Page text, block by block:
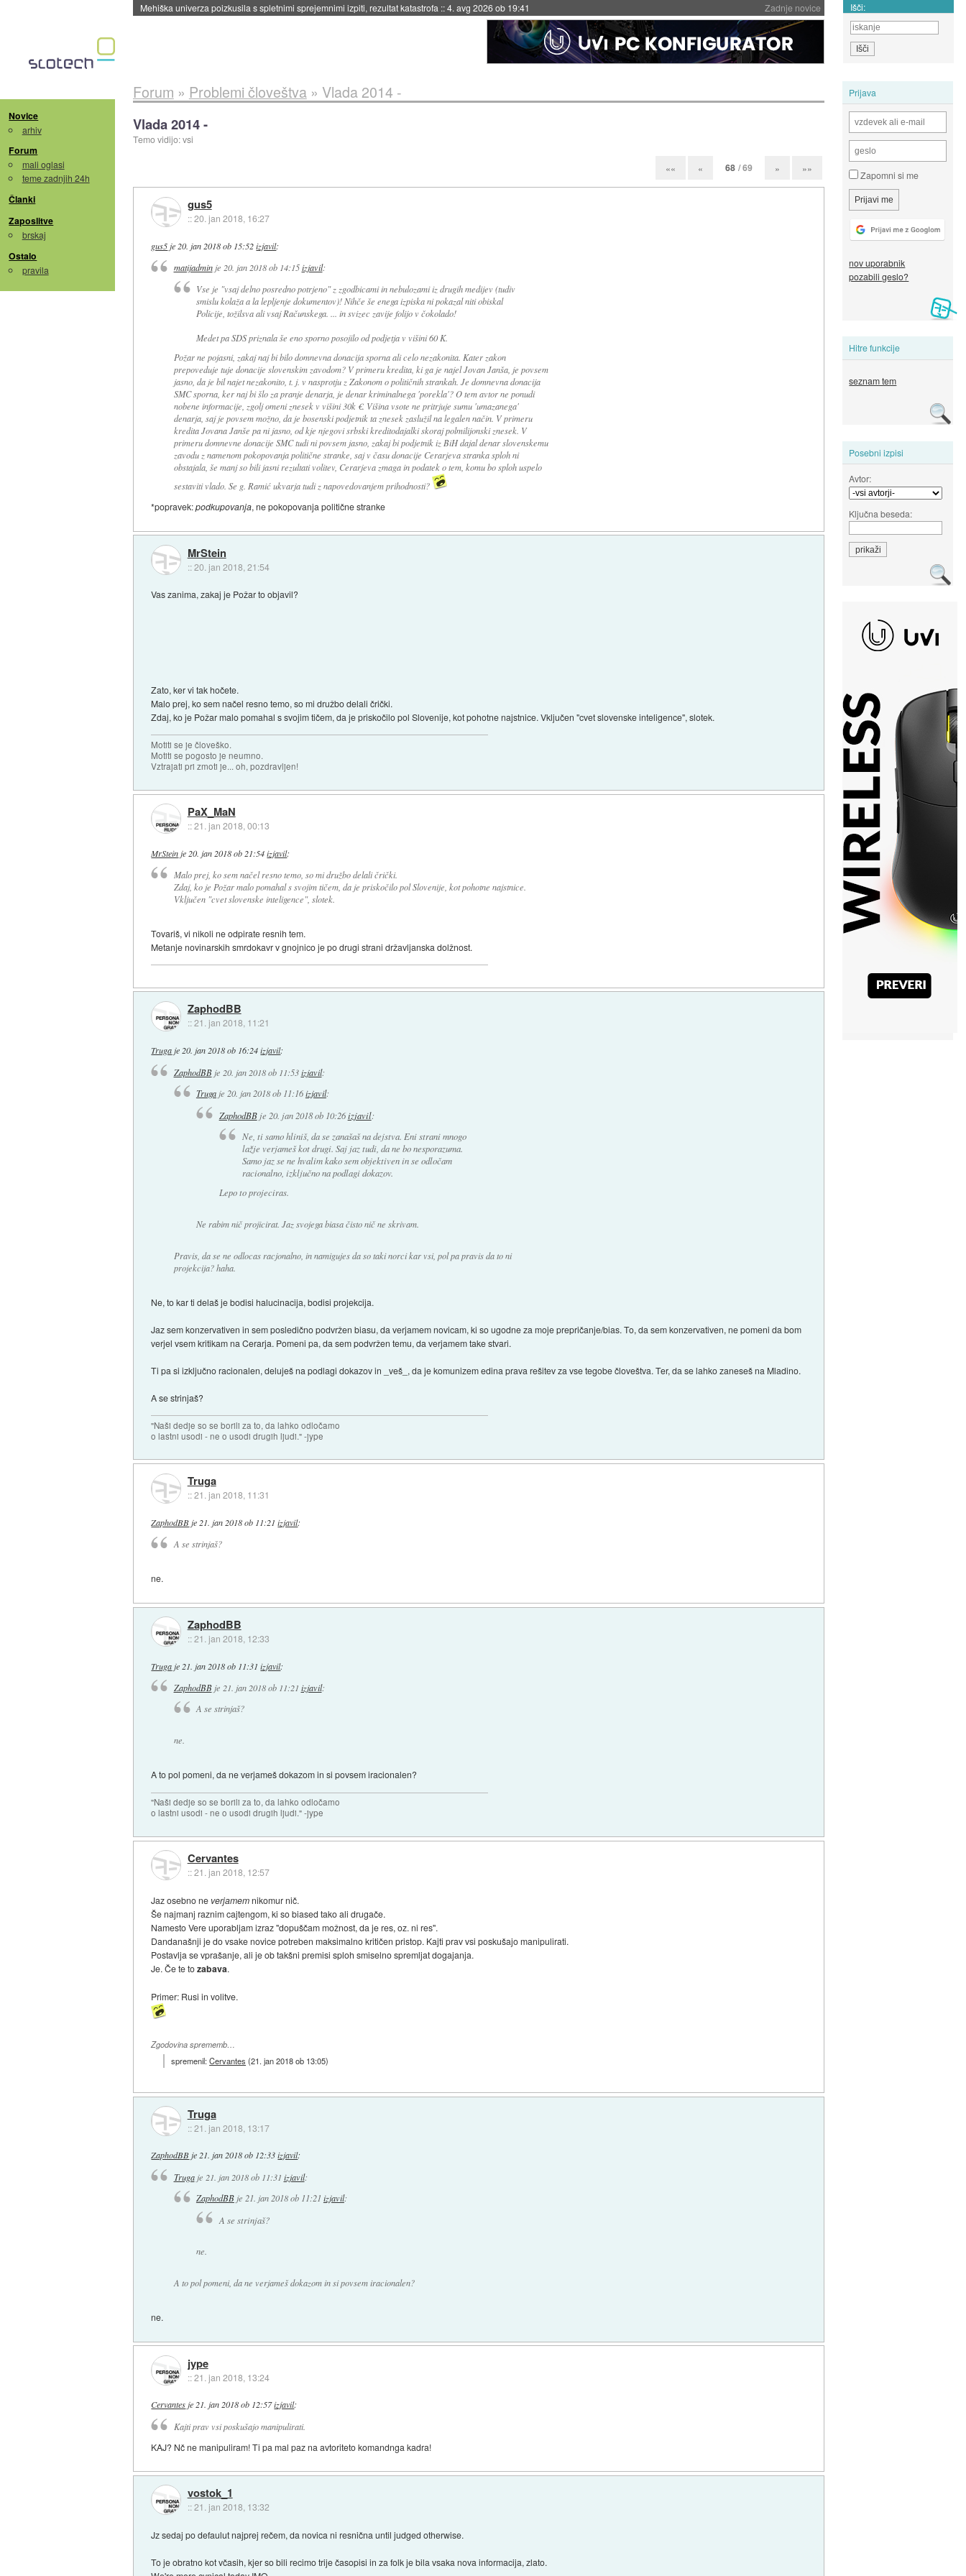
Zadnje novice
Mehiška univerza poizkusila s spletnimi sprejemnimi izpiti, rezultat katastrofa ::4. avg 2026 ob 19:41 Išči:
Novice
arhiv
Forum
mali oglasi
teme zadnjih 24h
Članki
Zaposlitve
brskaj
Ostalo
pravila
Prijava
Zapomni si me
nov uporabnik
pozabili geslo?
Hitre funkcije
seznam tem
Posebni izpisi
Avtor:
Ključna beseda:
Forum » Problemi človeštva» Vlada 2014 -
Vlada 2014 -
Temo vidijo: vsi
«« « 68 / 69 » »»
gus5
::20. jan 2018, 16:27
gus5 je 20. jan 2018 ob 15:52 izjavil:
matijadminje 20. jan 2018 ob 14:15 izjavil:
Vse je "vsaj delno posredno potrjeno" z zgodbicami in nebulozami iz drugih medijev (tudiv
smislu kolaža a la lepljenje dokumentov)! Nihče še enega izpiska ni pokazal niti obiskal
Policije, tožilsva ali vsaj Računskega. ... in svizec zavije folijo v čokolado!
Medet pa SDS priznala še eno sporno posojilo od podjetja v višini 60 K.
Požar ne pojasni, zakaj naj bi bilo domnevna donacija sporna ali celo nezakonita. Kater zakon
prepoveduje tuje donacije slovenskim zavodom? V primeru kredita, ki ga je najel Jovan Janša, je povsem
jasno, da je bil najet nezakonito, t. j. v nasprotju z Zakonom o političnih strankah. Je domnevna donacija
SMC sporna, ker naj bi šlo za pranje denarja, je denar kriminalnega 'porekla'? O tem avtor ne ponudi
nobene informacije, zgolj omeni znesek v višini 30k €. Višina vsote ne pritrjuje sumu 'umazanega'
denarja, saj je povsem možno, da je bosenski podjetnik ta znesek zaslužil na legalen način. V primeru
kredita Jovana Janše pa ni jasno, od kje njegovi srbski kreditodajalki skoraj polmilijonski znesek. V
primeru domnevne donacije SMC tudi ni povsem jasno, zakaj bi podjetnik iz BiH dajal denar slovenskemu
zavodu z namenom pokopovanja politične stranke, saj v času donacije Cerarjeva stranka sploh ni
obstajala, še manj so bili jasni rezultati volitev, Cerarjeva zmaga in podatek o tem, komu bo sploh uspelo
sestaviti vlado. Se g. Ramić ukvarja tudi z napovedovanjem prihodnosti?
*popravek:podkupovanja, ne pokopovanja politične stranke
MrStein
::20. jan 2018, 21:54
Vas zanima, zakaj je Požar to objavil?
Zato, ker vi tak hočete.
Malo prej, ko sem načel resno temo, so mi družbo delali črički.
Zdaj, ko je Požar malo pomahal s svojim tičem, da je priskočilo pol Slovenije, kot pohotne najstnice. Vključen "cvet slovenske inteligence", slotek.
Motiti se je človeško.
Motiti se pogosto je neumno.
Vztrajati pri zmoti je... oh, pozdravljen!
PaX_MaN
::21. jan 2018, 00:13
MrStein je 20. jan 2018 ob 21:54 izjavil:
Malo prej, ko sem načel resno temo, so mi družbo delali črički.
Zdaj, ko je Požar malo pomahal s svojim tičem, da je priskočilo pol Slovenije, kot pohotne najstnice.
Vključen "cvet slovenske inteligence", slotek.
Tovariš, vi nikoli ne odpirate resnih tem.
Metanje novinarskih smrdokavr v gnojnico je po drugi strani državljanska dolžnost.
ZaphodBB
::21. jan 2018, 11:21
Truga je 20. jan 2018 ob 16:24 izjavil:
ZaphodBBje 20. jan 2018 ob 11:53 izjavil:
Trugaje 20. jan 2018 ob 11:16izjavil:
ZaphodBBje 20. jan 2018 ob 10:26izjavil:
Ne, ti samo hliniš, da se zanašaš na dejstva. Eni strani mnogo
lažje verjameš kot drugi. Saj jaz tudi, da ne bo nesporazuma.
Samo jaz se ne hvalim kako sem objektiven in se odločam
racionalno, izključno na podlagi dokazov.
Lepo to projeciras.
Ne rabim nič projicirat. Jaz svojega biasa čisto nič ne skrivam.
Pravis, da se ne odlocas racjonalno, in namigujes da so taki norci kar vsi, pol pa pravis da to ni
projekcija? haha.
Ne, to kar ti delaš je bodisi halucinacija, bodisi projekcija.
Jaz sem konzervativen in sem posledično podvržen biasu, da verjamem novicam, ki so ugodne za moje prepričanje/bias. To, da sem konzervativen, ne pomeni da bom
verjel vsem kritikam na Cerarja. Pomeni pa, da sem podvržen temu, da verjamem take stvari.
Ti pa si izključno racionalen, deluješ na podlagi dokazov in _veš_, da je komunizem edina prava rešitev za vse tegobe človeštva. Ter, da se lahko zaneseš na Mladino.
A se strinjaš?
"Naši dedje so se borili za to, da lahko odločamo
o lastni usodi - ne o usodi drugih ljudi." -jype
Truga
::21. jan 2018, 11:31
ZaphodBB je 21. jan 2018 ob 11:21 izjavil:
A se strinjaš?
ne.
ZaphodBB
::21. jan 2018, 12:33
Truga je 21. jan 2018 ob 11:31 izjavil:
ZaphodBBje 21. jan 2018 ob 11:21 izjavil:
A se strinjaš?
ne.
A to pol pomeni, da ne verjameš dokazom in si povsem iracionalen?
"Naši dedje so se borili za to, da lahko odločamo
o lastni usodi - ne o usodi drugih ljudi." -jype
Cervantes
::21. jan 2018, 12:57
Jaz osebno ne verjamemnikomur nič.
Še najmanj raznim cajtengom, ki so biased tako ali drugače.
Namesto Vere uporabljam izraz "dopuščam možnost, da je res, oz. ni res".
Dandanašnji je do vsake novice potreben maksimalno kritičen pristop. Kajti prav vsi poskušajo manipulirati.
Postavlja se vprašanje, ali je ob takšni premisi sploh smiselno spremljat dogajanja.
Je. Če te tozabava.
Primer: Rusi in volitve.
Zgodovina sprememb…
spremenil:Cervantes (21. jan 2018 ob 13:05)
Truga
::21. jan 2018, 13:17
ZaphodBBje21. jan 2018 ob 12:33 izjavil:
Trugaje 21. jan 2018 ob 11:31 izjavil:
ZaphodBBje 21. jan 2018 ob 11:21 izjavil:
A se strinjaš?
ne.
A to pol pomeni, da ne verjameš dokazom in si povsem iracionalen?
ne.
jype
::21. jan 2018, 13:24
Cervantesje21. jan 2018 ob 12:57izjavil:
Kajti prav vsi poskušajo manipulirati.
KAJ? Nč ne manipuliram! Ti pa mal paz na avtoriteto komandnga kadra!
vostok_1
::21. jan 2018, 13:32
Jz sedaj po defaulut najprej rečem, da novica ni resnična until judged otherwise.
To je obratno kot včasih, kjer so bili recimo trije časopisi in za folk je bila vsaka nova informacija, zlato.